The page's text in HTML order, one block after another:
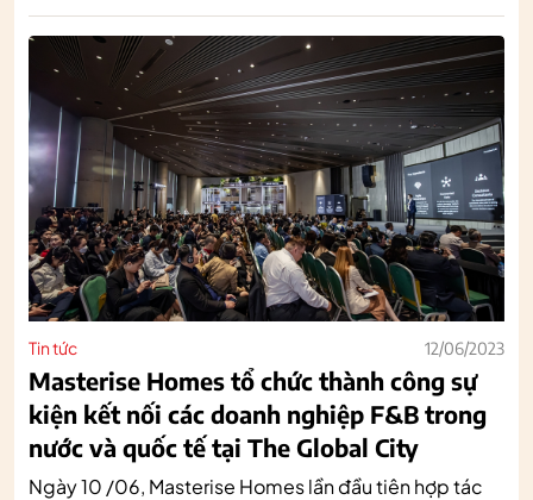
Tin tức 12/06/2023
Masterise Homes tổ chức thành công sự
kiện kết nối các doanh nghiệp F&B trong
nước và quốc tế tại The Global City
Ngày 10 /06, Masterise Homes lần đầu tiên hợp tác